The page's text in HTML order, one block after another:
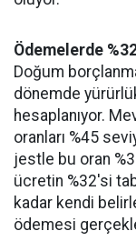
Ödemelerde
Doğum
dönemde
hesaplanıyor.
oranları %45
jestle bu oran
ücretin %32'si
kadar kendi
ödemesi